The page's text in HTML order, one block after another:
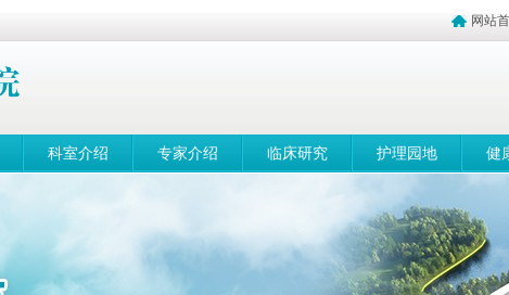
网站
科室介绍 专家介绍 临床研究 护理园地 健